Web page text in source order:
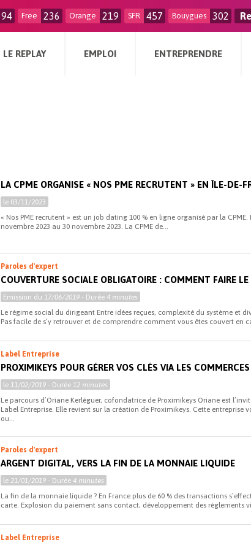
94 Free 236 Orange 219 SFR 457 Bouygues 302
LE REPLAY EMPLOI ENTREPRENDRE
LA CPME ORGANISE « NOS PME RECRUTENT » EN ÎLE-DE-
le 03/11/2023
« Nos PME recrutent » est un job dating 100 % en ligne organisé par la
novembre 2023 au 30 novembre 2023. La CPME de...
Paroles d'expert
COUVERTURE SOCIALE OBLIGATOIRE : COMMENT FAIRE
Emission du17/06/2019 - Durée4 minutes
Le régime social du dirigeant Entre idées reçues, complexité du système et
Pas facile de s’y retrouver et de comprendre comment vous êtes couvert en
Label Entreprise
PROXIMIKEYS POUR GÉRER VOS CLÉS VIA LES
le11/02/2019 - Durée12 minutes
Le parcours d’Oriane Kerléguer, cofondatrice de Proximikeys Oriane est
Label Entreprise. Elle revient sur la création de Proximikeys. Cette entreprise
ou...
Paroles d'expert
ARGENT DIGITAL, VERS LA FIN DE LA MONNAIE LIQUIDE
le21/01/2019 - Durée4 minutes
La fin de la monnaie liquide ? En France plus de 60 % des transactions
carte. Explosion du paiement sans contact, développement des règlements
Label Entreprise